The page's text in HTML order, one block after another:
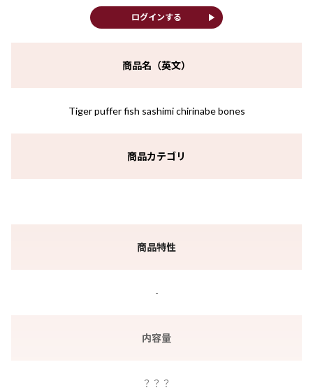
ログインする play_arrow
商品名（英文）
Tiger puffer fish sashimi chirinabe bones
商品カテゴリ
商品特性
-
内容量
？？？